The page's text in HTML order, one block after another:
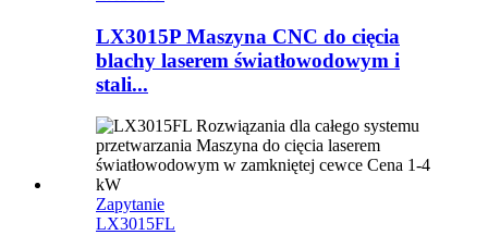
LX3015P Maszyna CNC do cięcia
blachy laserem światłowodowym i
stali...
Zapytanie
LX3015FL